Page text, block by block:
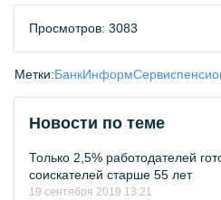
Просмотров: 3083
Метки:БанкИнформСервис
Новости по теме
Только 2,5% работодателей
соискателей старше 55 лет
19 сентября 2019 13:21